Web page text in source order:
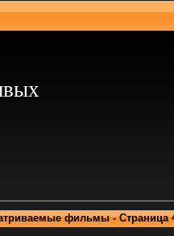
фильмы - Страница